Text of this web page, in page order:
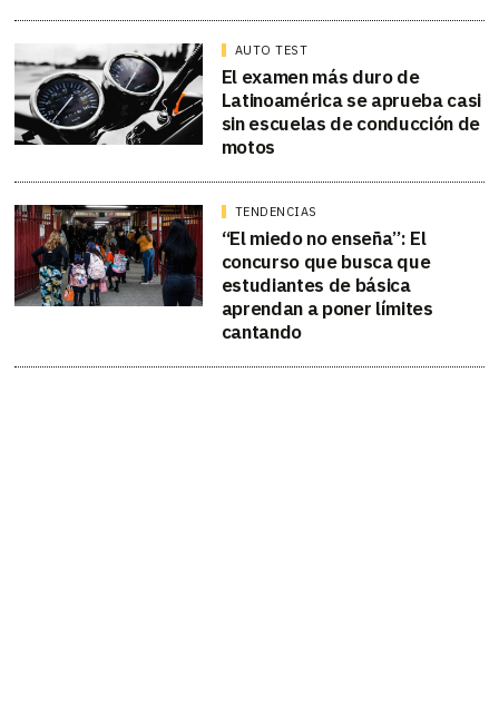
AUTO TEST
El examen más duro de
Latinoamérica se aprueba casi
sin escuelas de conducción de
motos
TENDENCIAS
“El miedo no enseña”: El
concurso que busca que
estudiantes de básica
aprendan a poner límites
cantando